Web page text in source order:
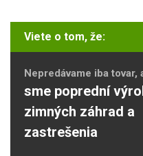
Viete o tom, že:
Nepredávame iba tovar,
sme poprední
zimných záhrad a
zastrešenia